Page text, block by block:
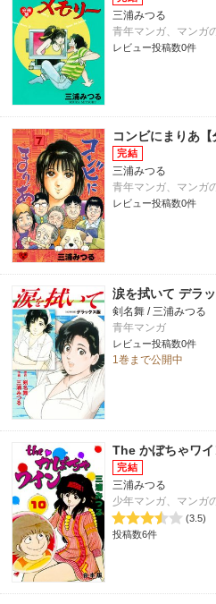
三浦みつる
青年マンガ、マンガ
レビュー投稿数0件
コンビにまりあ【
三浦みつる
青年マンガ、マンガ
レビュー投稿数0件
涙を拭いて デラ
剣名舞 / 三浦みつる
青年マンガ
レビュー投稿数0件
1巻まで公開中
The かぼちゃワイ
三浦みつる
少年マンガ、マンガ
(3.5)
投稿数6件